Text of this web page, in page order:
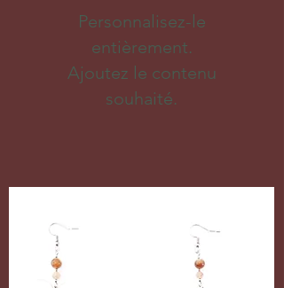
Personnalisez-le
entièrement.
Ajoutez le contenu
souhaité.